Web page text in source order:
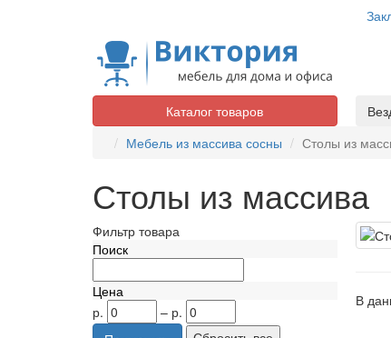
Каталог товаров
Мебель из массива сосны
Столы из
Столы из массива
Фильтр товара
Поиск
Цена
р.
– р.
В